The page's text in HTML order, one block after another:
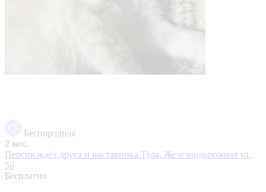
Беспородная
2 мес.
Персик ждёт друга и наставника Тула, Железнодорожная ул.,
56
Бесплатно